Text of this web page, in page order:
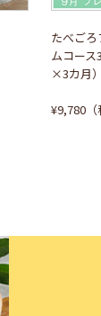
たべご
ムコー
×3カ月）
¥9,780（